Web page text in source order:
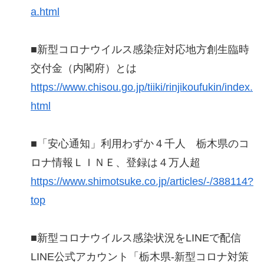
a.html
■新型コロナウイルス感染症対応地方創生臨時
交付金（内閣府）とは
https://www.chisou.go.jp/tiiki/rinjikoufukin/index.
html
■「安心通知」利用わずか４千人 栃木県のコ
ロナ情報ＬＩＮＥ、登録は４万人超
https://www.shimotsuke.co.jp/articles/-/388114?
top
■新型コロナウイルス感染状況をLINEで配信
LINE公式アカウント「栃木県-新型コロナ対策